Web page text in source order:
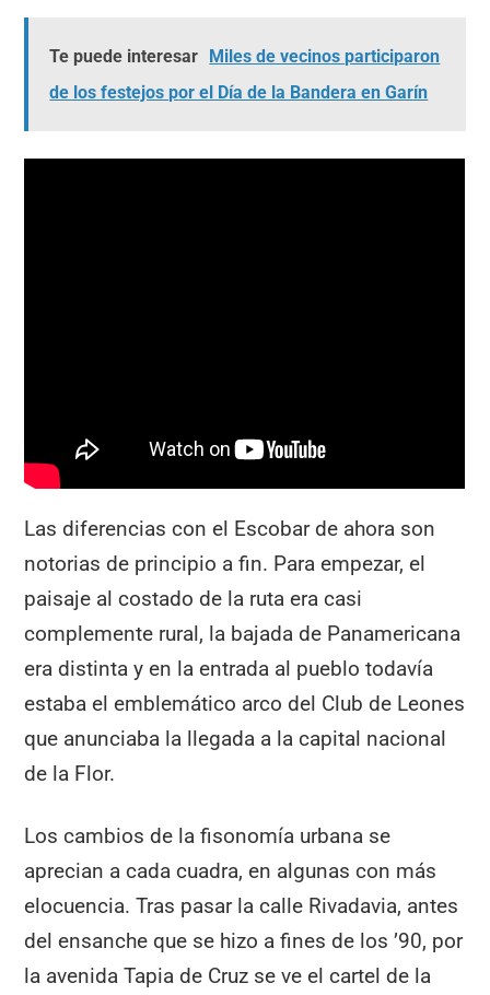
Te puede interesar
Miles de vecinos participaron
de los festejos por el Día de la Bandera en Garín
Las diferencias con el Escobar de ahora son
notorias de principio a fin. Para empezar, el
paisaje al costado de la ruta era casi
complemente rural, la bajada de Panamericana
era distinta y en la entrada al pueblo todavía
estaba el emblemático arco del Club de Leones
que anunciaba la llegada a la capital nacional
de la Flor.
Los cambios de la fisonomía urbana se
aprecian a cada cuadra, en algunas con más
elocuencia. Tras pasar la calle Rivadavia, antes
del ensanche que se hizo a fines de los ’90, por
la avenida Tapia de Cruz se ve el cartel de la